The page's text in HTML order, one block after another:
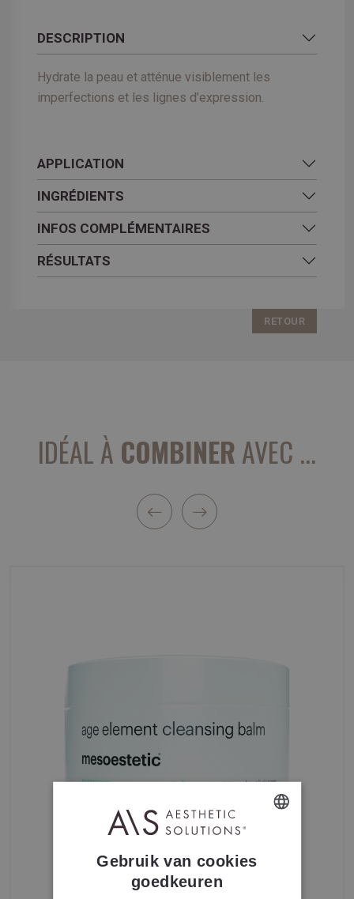
DESCRIPTION
Hydrate la peau et atténue visiblement les
imperfections et les lignes d’expression.
APPLICATION
INGRÉDIENTS
INFOS COMPLÉMENTAIRES
RÉSULTATS
RETOUR
IDÉAL À COMBINERAVEC ...
FRENCH
Gebruik van cookies
goedkeuren